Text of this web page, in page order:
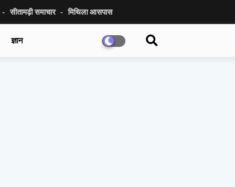
सीतामढ़ी समाचार मिथिला आसपास
ज्ञान